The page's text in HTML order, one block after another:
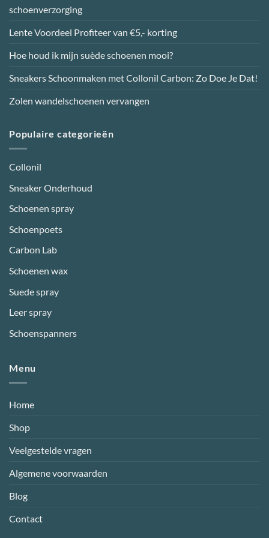
schoenverzorging
Lente Voordeel Profiteer van €5,- korting
Hoe houd ik mijn suède schoenen mooi?
Sneakers Schoonmaken met Collonil Carbon: Zo Doe Je Dat!
Zolen wandelschoenen vervangen
Populaire categorieën
Collonil
Sneaker Onderhoud
Schoenen spray
Schoenpoets
Carbon Lab
Schoenen wax
Suede spray
Leer spray
Schoenspanners
Menu
Home
Shop
Veelgestelde vragen
Algemene voorwaarden
Blog
Contact